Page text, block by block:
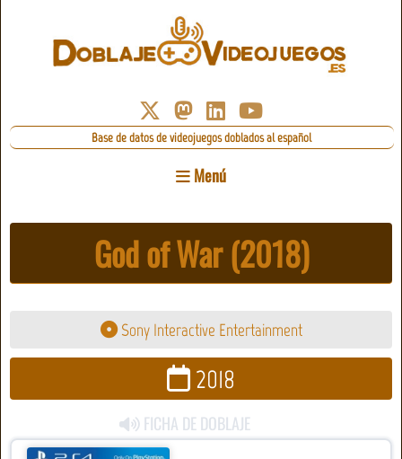
Base de datos de videojuegos doblados al español
Menú
God of War (2018)
Sony Interactive Entertainment
2018
FICHA DE DOBLAJE